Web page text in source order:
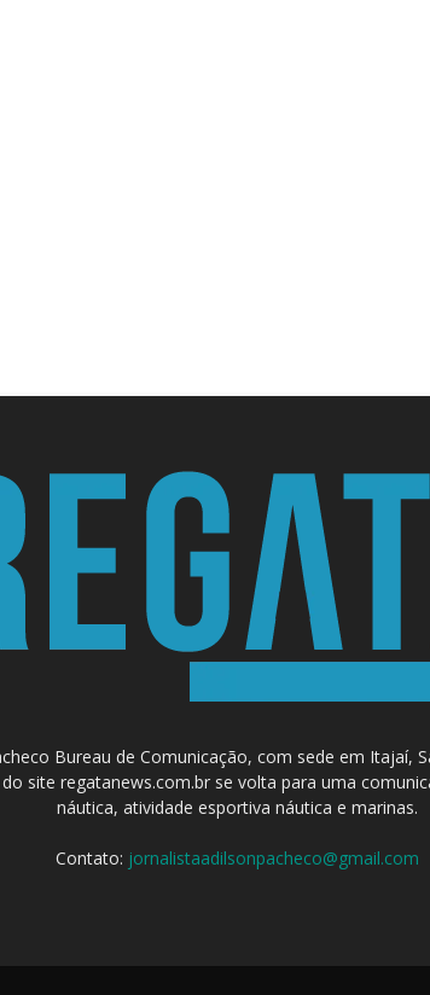
Bureau de Comunicação, com sede em Itajaí,
site regatanews.com.br se volta para uma
náutica, atividade esportiva náutica e marinas.
Contato: jornalistaadilsonpacheco@gmail.com